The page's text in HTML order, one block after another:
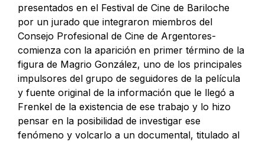
presentados en el Festival de Cine de Bariloche
por un jurado que integraron miembros del
Consejo Profesional de Cine de Argentores-
comienza con la aparición en primer término de la
figura de Magrio González, uno de los principales
impulsores del grupo de seguidores de la película
y fuente original de la información que le llegó a
Frenkel de la existencia de ese trabajo y lo hizo
pensar en la posibilidad de investigar ese
fenómeno y volcarlo a un documental, titulado al